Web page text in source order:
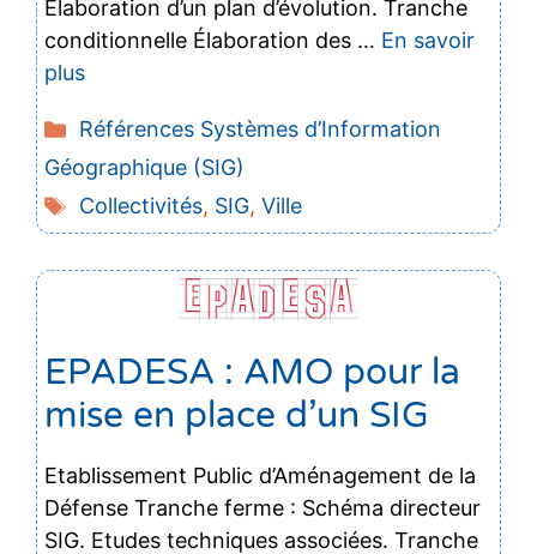
Élaboration d’un plan d’évolution. Tranche
conditionnelle Élaboration des … En savoir
plus
Catégories
Références Systèmes d’Information
Géographique (SIG)
Étiquettes
Collectivités, SIG, Ville
EPADESA : AMO pour la
mise en place d’un SIG
Etablissement Public d’Aménagement de la
Défense Tranche ferme : Schéma directeur
SIG. Etudes techniques associées. Tranche